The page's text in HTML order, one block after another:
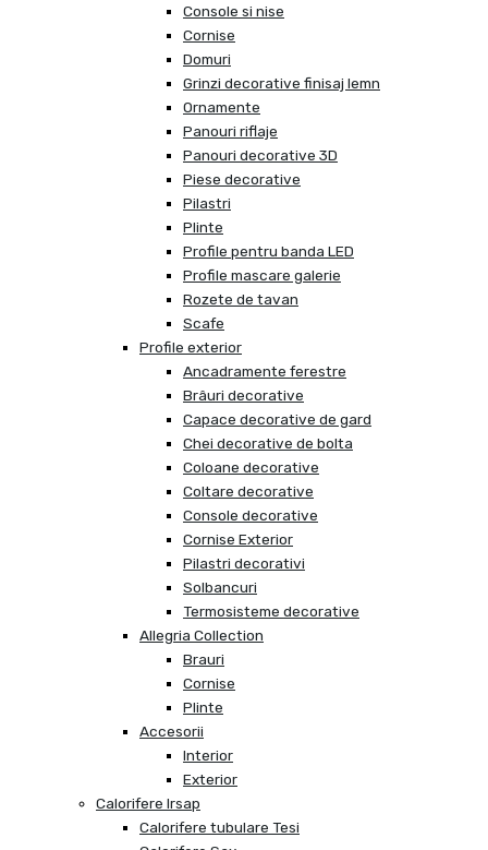
Console si nise
Cornise
Domuri
Grinzi decorative finisaj lemn
Ornamente
Panouri riflaje
Panouri decorative 3D
Piese decorative
Pilastri
Plinte
Profile pentru banda LED
Profile mascare galerie
Rozete de tavan
Scafe
Profile exterior
Ancadramente ferestre
Brâuri decorative
Capace decorative de gard
Chei decorative de bolta
Coloane decorative
Coltare decorative
Console decorative
Cornise Exterior
Pilastri decorativi
Solbancuri
Termosisteme decorative
Allegria Collection
Brauri
Cornise
Plinte
Accesorii
Interior
Exterior
Calorifere Irsap
Calorifere tubulare Tesi